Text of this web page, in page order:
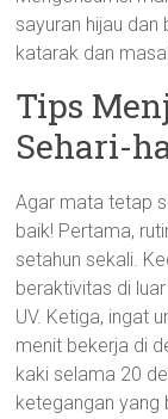
sayuran hijau dan
katarak dan
Tips
Sehari-
Agar mata tetap
baik! Pertama,
setahun sekali.
beraktivitas di
UV. Ketiga, ingat
menit bekerja di
kaki selama 20
ketegangan yang